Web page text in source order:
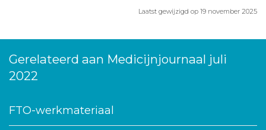
Laatst gewijzigd op 19 november 2025
Gerelateerd aan Medicijnjournaal juli
2022
FTO-werkmateriaal